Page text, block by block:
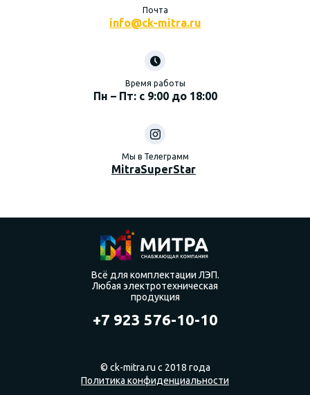
Почта
info@ck-mitra.ru
Время работы
Пн – Пт: с 9:00 до 18:00
Мы в Телеграмм
MitraSuperStar
Всё для комплектации ЛЭП.
Любая электротехническая
продукция
+7 923 576-10-10
© ck-mitra.ru с 2018 года
Политика конфиденциальности